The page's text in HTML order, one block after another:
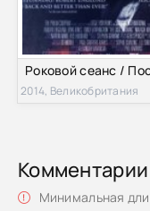
2014, Великобритания
Комментарии
Минимальная